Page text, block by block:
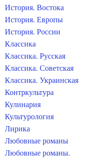
История. Востока
История. Европы
История. России
Классика
Классика. Русская
Классика. Советская
Классика. Украинская
Контркультура
Кулинария
Культурология
Лирика
Любовные романы
Любовные романы.